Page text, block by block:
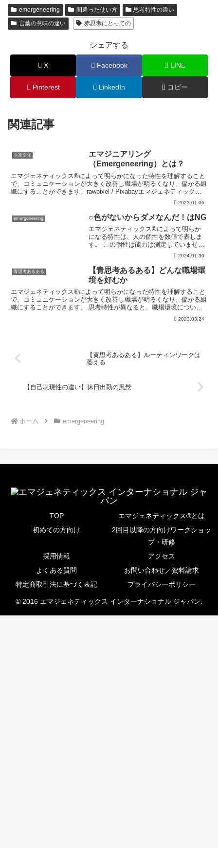
emergeneering 間違った使い方
思考特性の違い
言葉の意味の違い
赤思考にとっての
シェアする
X Facebook LINE
Pinterest LinkedIn コピー
関連記事
企業文化
エマジニアリング
（Emergeneering）とは？
エマジェネティックス®によって明らかになった特性を理解すること
で、コミュニケーションが大きく改善し職場が明るくなり、儲かる組
織にすることができます。rawpixel / Pixabayエマジェネティックス®
2023.01.06
emergeneering ○色がないからダメなんだ！はNG
エマジェネティックス®によって明らか
になる特性は、人の個性を数値で表しま
す。 この個性は能力は測定していませ
ん。 単に、どんな考え方・行動を好む
か？が統計的に数値で表されるだけで
す。geralt / Pi...
2024.01.30
青思考あるある
【青思考あるある】どんな職場環
境を好むか
エマジェネティックス®によって明らかになった特性を理解すること
で、コミュニケーションが大きく改善し職場が明るくなり、儲かる組
織にすることができます。 思考特性が異なると、職場環境について
2023.03.24
【黄思考あるある】ルーティンワークは
萎える
【自己表現性の違い】休日出勤の風景
ホーム emergeneering
TOP
エマジェネティックス®とは
初めての方向け
2回目以降の方向けワークショッ
プ・研修
採用情報
アクセス
よくある質問
お問い合わせ／資料請求
特定商取引法に基づく表記
プライバシーポリシー
© 2016 エマジェネティックス インターナショナル ジャパン.